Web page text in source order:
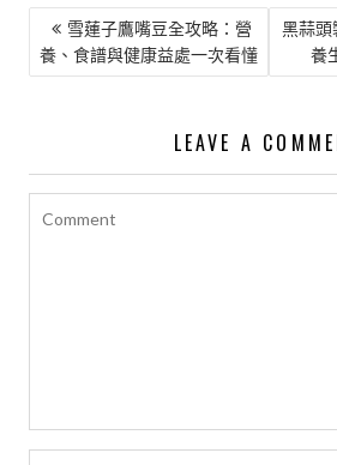
文
章
雪蓮子鷹嘴豆全攻略：營
養、食譜與健康益處一次看懂
黑蒜頭
養
LEAVE A